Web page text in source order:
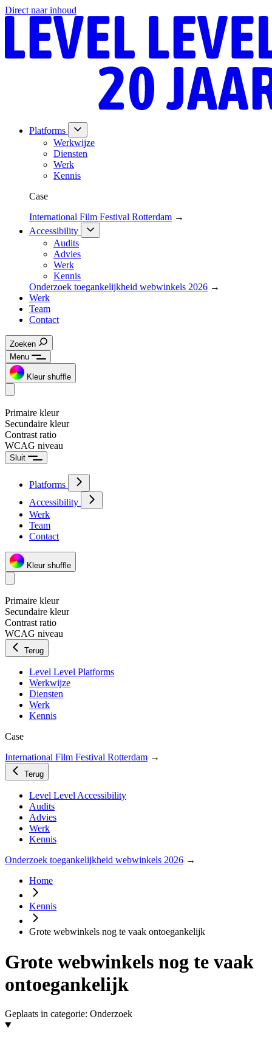
Direct naar inhoud
Platforms
Werkwijze
Diensten
Werk
Kennis
Case
International Film Festival Rotterdam →
Accessibility
Audits
Advies
Werk
Kennis
Onderzoek toegankelijkheid webwinkels 2026 →
Werk
Team
Contact
Zoeken
Menu
Kleur shuffle
Primaire kleur
Secundaire kleur
Contrast ratio
WCAG niveau
Sluit
Platforms
Accessibility
Werk
Team
Contact
Kleur shuffle
Primaire kleur
Secundaire kleur
Contrast ratio
WCAG niveau
Terug
Level Level Platforms
Werkwijze
Diensten
Werk
Kennis
Case
International Film Festival Rotterdam →
Terug
Level Level Accessibility
Audits
Advies
Werk
Kennis
Onderzoek toegankelijkheid webwinkels 2026 →
Home
Kennis
Grote webwinkels nog te vaak ontoegankelijk
Grote webwinkels nog te vaak
ontoegankelijk
Geplaats in categorie: Onderzoek